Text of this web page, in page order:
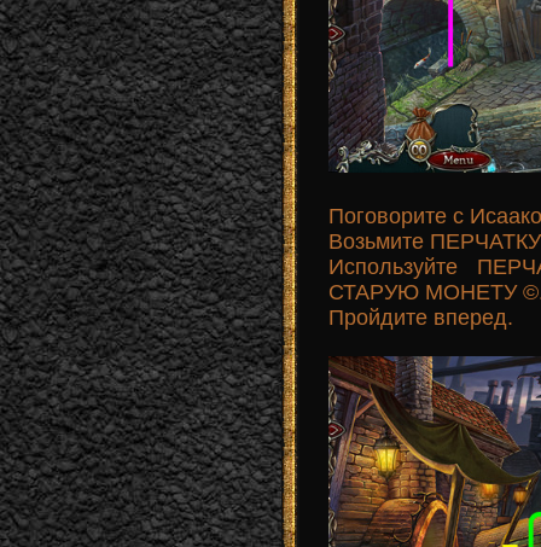
Поговорите с
Возьмите
Используйте
СТАРУЮ МОНЕТУ
Пройдите вперед.